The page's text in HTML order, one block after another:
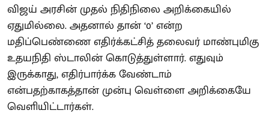
விஜய் அரசின் முதல் நிதிநிலை அறிக்கையில்
ஏதுமில்லை. அதனால் தான் ‘0’ என்ற
மதிப்பெண்ணை எதிர்க்கட்சித் தலைவர் மாண்புமிகு
உதயநிதி ஸ்டாலின் கொடுத்துள்ளார். எதுவும்
இருக்காது, எதிர்பார்க்க வேண்டாம்
என்பதற்காகத்தான் முன்பு வெள்ளை அறிக்கையே
வெளியிட்டார்கள்.